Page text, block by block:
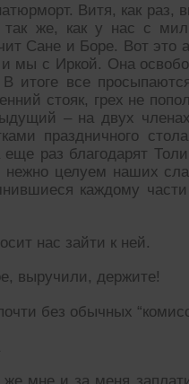
Витя, как
так же, как у нас с
Сане и Боре. Вот это
мы с Иркой. Она
итоге все
стояк, грех не
– на двух
праздничного
еще раз благодарят
целуем наших
каждому
нас зайти к ней.
выручили, держите!
без обычных